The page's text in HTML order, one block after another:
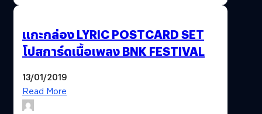
แกะกล่อง LYRIC POSTCARD SET
โปสการ์ดเนื้อเพลง BNK FESTIVAL
13/01/2019
Read More